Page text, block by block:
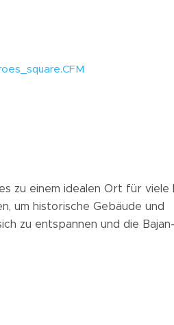
zu einem idealen Ort für viele
um historische Gebäude und
zu entspannen und die